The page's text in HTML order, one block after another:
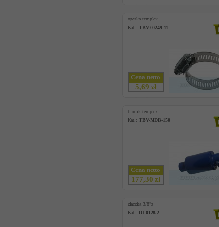
opaska templex
Kat.: TBV-00249-11
Cena netto
5,69 zł
tlumik templex
Kat.: TBV-MDB-150
Cena netto
177,30 zł
zlaczka 3/8"z
Kat.: DI-0128.2